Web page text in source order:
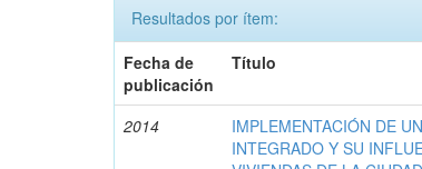
Resultados por ítem:
Fecha de
publicación
Título
2014
IMPLEMENTACIÓN DE
INTEGRADO Y SU